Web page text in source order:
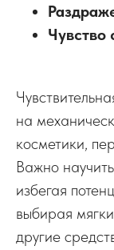
Чувство
на
косметики,
Важно
избегая
выбирая
другие